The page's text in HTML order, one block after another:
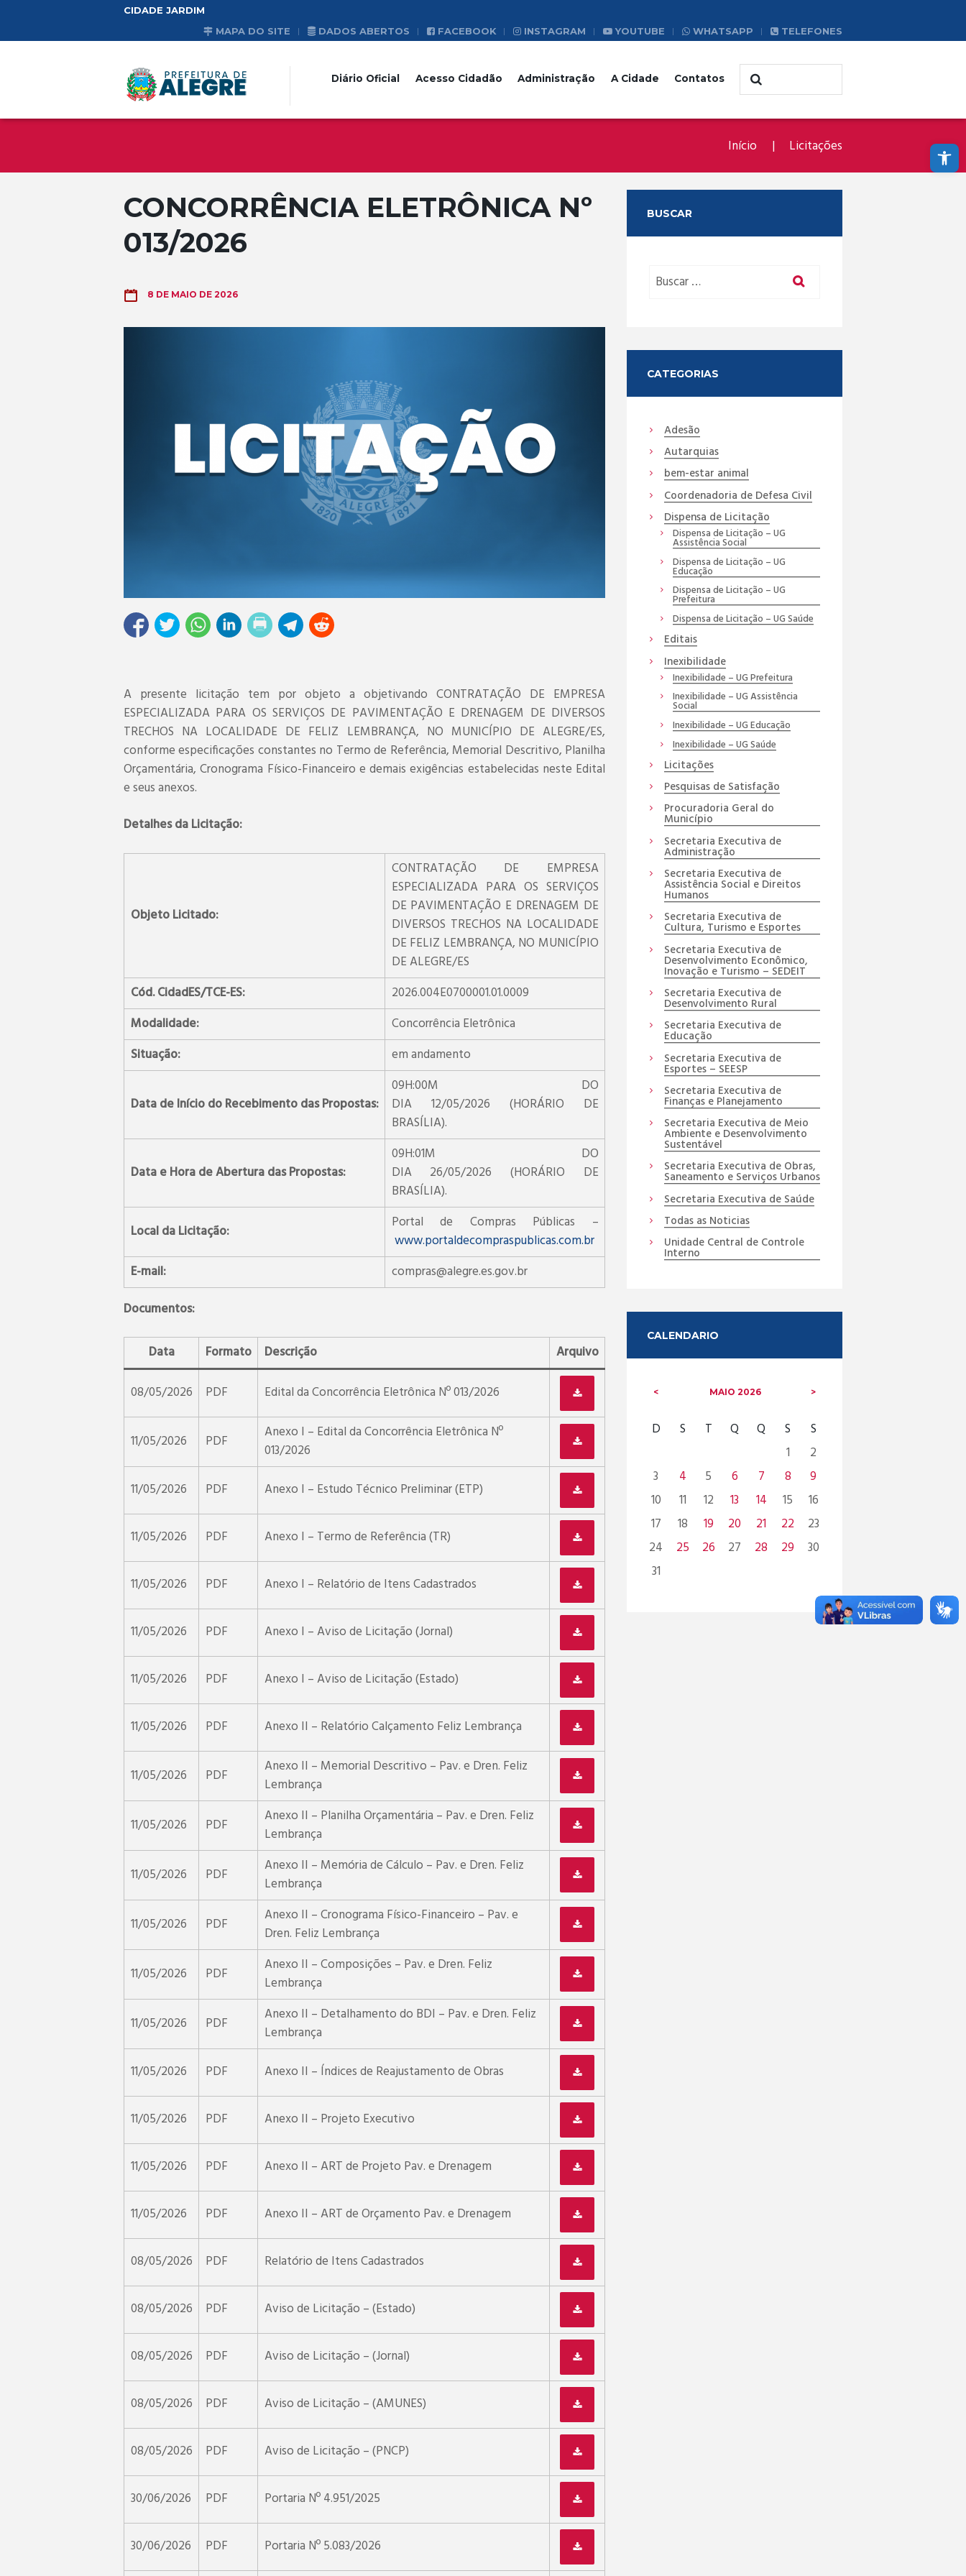
Abrir a barra de ferramentas
CIDADE JARDIM
MAPA DO SITE
DADOS ABERTOS FACEBOOK INSTAGRAM YOUTUBE WHATSAPP TELEFONES
Diário Oficial Acesso Cidadão Administração A Cidade Contatos
Início Licitações
CONCORRÊNCIA ELETRÔNICA Nº
013/2026
8 DE MAIO DE 2026
A presente licitação tem por objeto a objetivando CONTRATAÇÃO DE EMPRESA
ESPECIALIZADA PARA OS SERVIÇOS DE PAVIMENTAÇÃO E DRENAGEM DE DIVERSOS
TRECHOS NA LOCALIDADE DE FELIZ LEMBRANÇA, NO MUNICÍPIO DE ALEGRE/ES,
conforme especificações constantes no Termo de Referência, Memorial Descritivo, Planilha
Orçamentária, Cronograma Físico-Financeiro e demais exigências estabelecidas neste Edital
e seus anexos.
Detalhes da Licitação:
Objeto Licitado:
CONTRATAÇÃO DE EMPRESA
ESPECIALIZADA PARA OS SERVIÇOS
DE PAVIMENTAÇÃO E DRENAGEM DE
DIVERSOS TRECHOS NA LOCALIDADE
DE FELIZ LEMBRANÇA, NO MUNICÍPIO
DE ALEGRE/ES
Cód. CidadES/TCE-ES:
2026.004E0700001.01.0009
Modalidade:
Concorrência Eletrônica
Situação:
em andamento
Data de Início do Recebimento das Propostas:
09H:00M DO
DIA 12/05/2026 (HORÁRIO DE
BRASÍLIA).
Data e Hora de Abertura das Propostas:
09H:01M DO
DIA 26/05/2026 (HORÁRIO DE
BRASÍLIA).
Local da Licitação:
Portal de Compras Públicas –
www.portaldecompraspublicas.com.br
E-mail:
compras@alegre.es.gov.br
Documentos:
Data Formato Descrição Arquivo
08/05/2026 PDF Edital da Concorrência Eletrônica Nº 013/2026
11/05/2026 PDF
Anexo I – Edital da Concorrência Eletrônica Nº
013/2026
11/05/2026
PDF Anexo I – Estudo Técnico Preliminar (ETP)
11/05/2026 PDF Anexo I – Termo de Referência (TR)
11/05/2026 PDF Anexo I – Relatório de Itens Cadastrados
11/05/2026 PDF Anexo I – Aviso de Licitação (Jornal)
11/05/2026 PDF Anexo I – Aviso de Licitação (Estado)
11/05/2026 PDF Anexo II – Relatório Calçamento Feliz Lembrança
11/05/2026 PDF
Anexo II – Memorial Descritivo – Pav. e Dren. Feliz
Lembrança
11/05/2026 PDF
Anexo II – Planilha Orçamentária – Pav. e Dren. Feliz
Lembrança
11/05/2026 PDF
Anexo II – Memória de Cálculo – Pav. e Dren. Feliz
Lembrança
11/05/2026 PDF
Anexo II – Cronograma Físico-Financeiro – Pav. e
Dren. Feliz Lembrança
11/05/2026 PDF
Anexo II – Composições – Pav. e Dren. Feliz
Lembrança
11/05/2026 PDF
Anexo II – Detalhamento do BDI – Pav. e Dren. Feliz
Lembrança
11/05/2026
PDF Anexo II – Índices de Reajustamento de Obras
11/05/2026 PDF Anexo II – Projeto Executivo
11/05/2026 PDF Anexo II – ART de Projeto Pav. e Drenagem
11/05/2026 PDF Anexo II – ART de Orçamento Pav. e Drenagem
08/05/2026 PDF Relatório de Itens Cadastrados
08/05/2026 PDF Aviso de Licitação – (Estado)
08/05/2026 PDF Aviso de Licitação – (Jornal)
08/05/2026 PDF Aviso de Licitação – (AMUNES)
08/05/2026 PDF Aviso de Licitação – (PNCP)
30/06/2026 PDF Portaria Nº 4.951/2025
30/06/2026 PDF Portaria Nº 5.083/2026
BUSCAR
CATEGORIAS
Adesão
Autarquias
bem-estar animal
Coordenadoria de Defesa Civil
Dispensa de Licitação
Dispensa de Licitação – UG
Assistência Social
Dispensa de Licitação – UG
Educação
Dispensa de Licitação – UG
Prefeitura
Dispensa de Licitação – UG Saúde
Editais
Inexibilidade
Inexibilidade – UG Prefeitura
Inexibilidade – UG Assistência
Social
Inexibilidade – UG Educação
Inexibilidade – UG Saúde
Licitações
Pesquisas de Satisfação
Procuradoria Geral do
Município
Secretaria Executiva de
Administração
Secretaria Executiva de
Assistência Social e Direitos
Humanos
Secretaria Executiva de
Cultura, Turismo e Esportes
Secretaria Executiva de
Desenvolvimento Econômico,
Inovação e Turismo – SEDEIT
Secretaria Executiva de
Desenvolvimento Rural
Secretaria Executiva de
Educação
Secretaria Executiva de
Esportes – SEESP
Secretaria Executiva de
Finanças e Planejamento
Secretaria Executiva de Meio
Ambiente e Desenvolvimento
Sustentável
Secretaria Executiva de Obras,
Saneamento e Serviços Urbanos
Secretaria Executiva de Saúde
Todas as Noticias
Unidade Central de Controle
Interno
CALENDARIO
MAIO2026
D S T Q Q S
S
1
2
3
4 5 6 7 8
9
10
11 12 13 14 15
16
17
18 19 20 21 22
23
24
25 26 27 28 29
30
31